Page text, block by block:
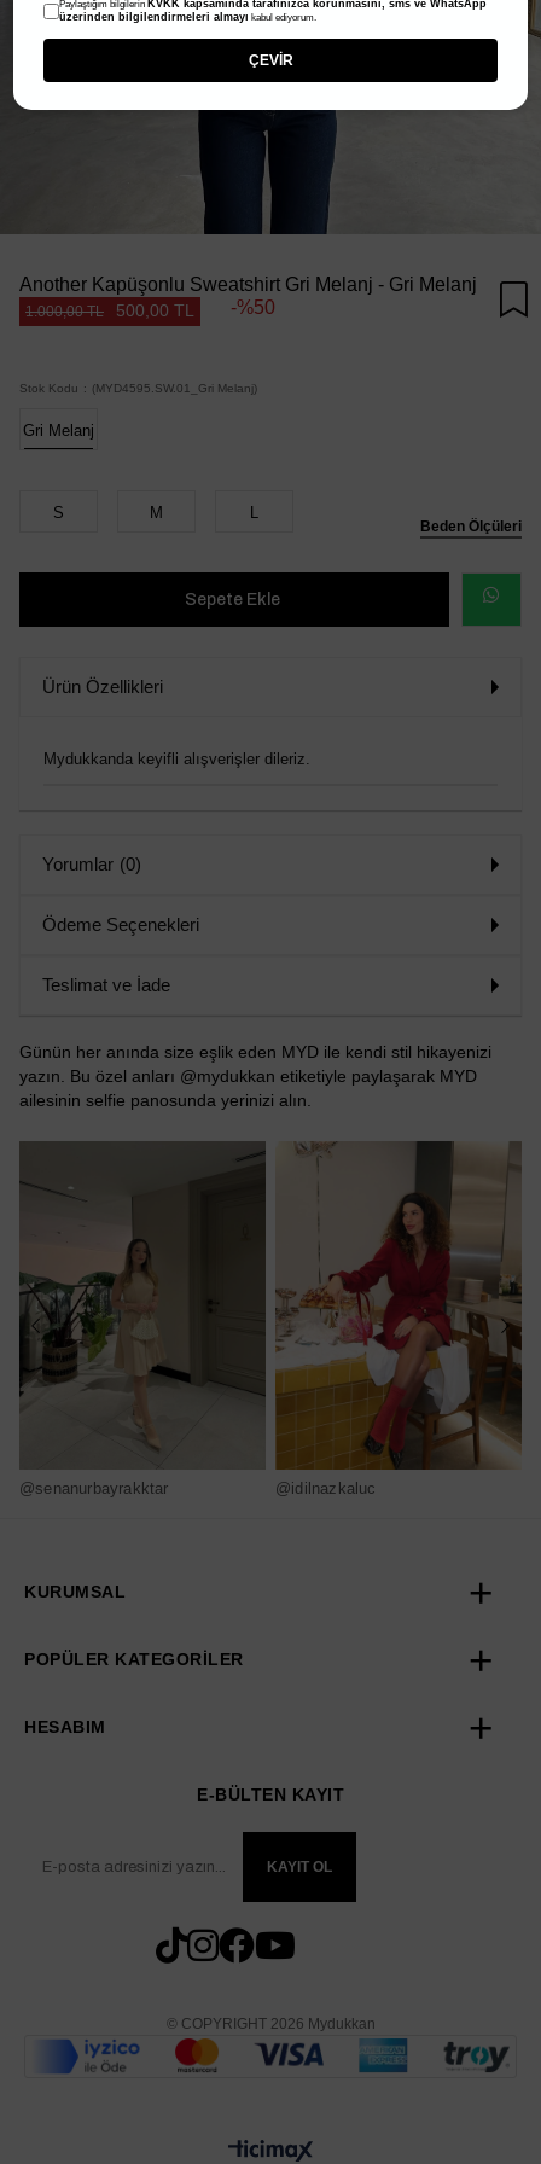
Another Kapüşonlu Sweatshirt Gri Melanj - Gri Melanj
1.000,00 TL 500,00 TL 50
Stok Kodu (MYD4595.SW.01_Gri Melanj)
Beden Ölçüleri
Gri Melanj
S M L
SİPARİŞ
Ürün Özellikleri
Mydukkanda keyifli alışverişler dileriz.
Yorumlar (0)
Ödeme Seçenekleri
Teslimat ve İade
Günün her anında size eşlik eden MYD ile kendi stil hikayenizi
yazın. Bu özel anları @mydukkan etiketiyle paylaşarak MYD
ailesinin selfie panosunda yerinizi alın.
@senanurbayrakktar @idilnazkaluc
KURUMSAL
POPÜLER KATEGORİLER
HESABIM
E-BÜLTEN KAYIT
KAYIT OL
© COPYRIGHT 2026 Mydukkan
Paylaştığım bilgilerin KVKK kapsamında tarafınızca korunmasını, sms ve WhatsApp
üzerinden bilgilendirmeleri almayı kabul ediyorum.
ÇEVİR